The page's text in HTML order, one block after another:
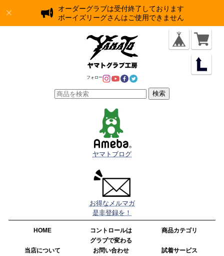
オーダーグラブは受付終了しております
ボーイズリーグさんはご使用できません
フォロー
検索
ヤマトブログ
お得なメルマガ
是非登録を！
HOME
コントロールは
グラブで変わる
商品カテゴリ
当店について お問い合わせ 試着サービス